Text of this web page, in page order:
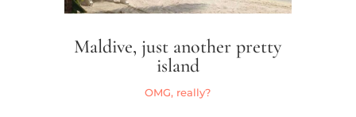
Maldive, just another pretty
island
OMG, really?